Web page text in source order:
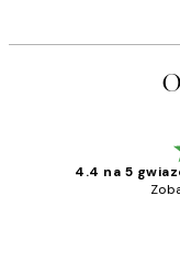
4.4 na 5